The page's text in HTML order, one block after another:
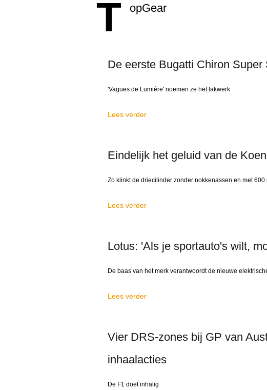
T opGear
De eerste Bugatti Chiron
'Vagues de Lumière' noemen ze het lakwerk
Lees verder
Eindelijk het geluid van de
Zo klinkt de driecilinder zonder nokkenassen en met 600
Lees verder
Lotus: 'Als je sportauto's wilt,
De baas van het merk verantwoordt de nieuwe
Lees verder
Vier DRS-zones bij GP van
inhaalacties
De F1 doet inhalig